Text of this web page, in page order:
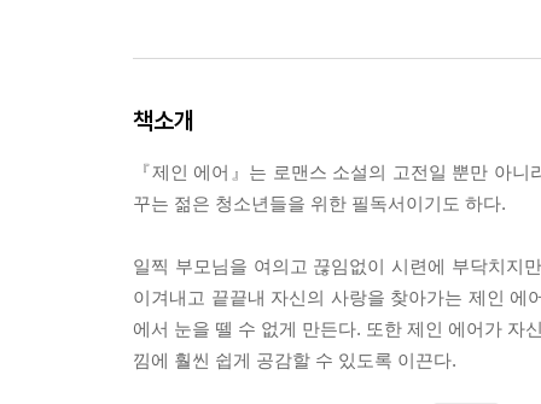
책소개
『제인 에어』는 로맨스 소설의 고전일 뿐만 아
꾸는 젊은 청소년들을 위한 필독서이기도 하다.
일찍 부모님을 여의고 끊임없이 시련에 부닥치지
이겨내고 끝끝내 자신의 사랑을 찾아가는 제인
에서 눈을 뗄 수 없게 만든다. 또한 제인 에어가 자
낌에 훨씬 쉽게 공감할 수 있도록 이끈다.